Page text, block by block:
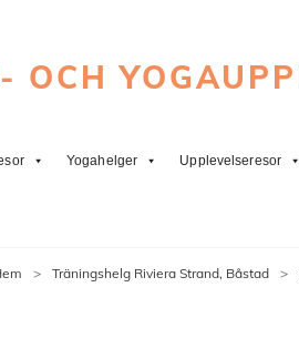
OCH
Yogahelger Upplevelseresor
> Träningshelg Riviera Strand, Båstad >